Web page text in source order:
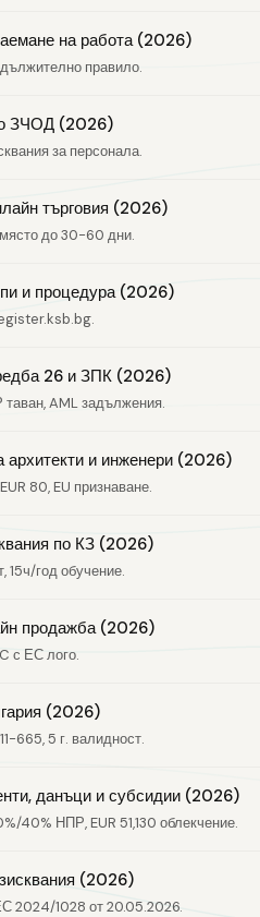
на работа (2026)
правило.
ЗЧОД (2026)
за персонала.
търговия (2026)
място до 30-60 дни.
и процедура (2026)
26 и ЗПК (2026)
AML задължения.
архитекти и инженери (2026)
80, EU признаване.
по КЗ (2026)
15ч/год обучение.
продажба (2026)
с ЕС лого.
(2026)
665, 5 г. валидност.
данъци и субсидии (2026)
40% НПР, EUR 51,130 облекчение.
(2026)
2024/1028 от 20.05.2026.